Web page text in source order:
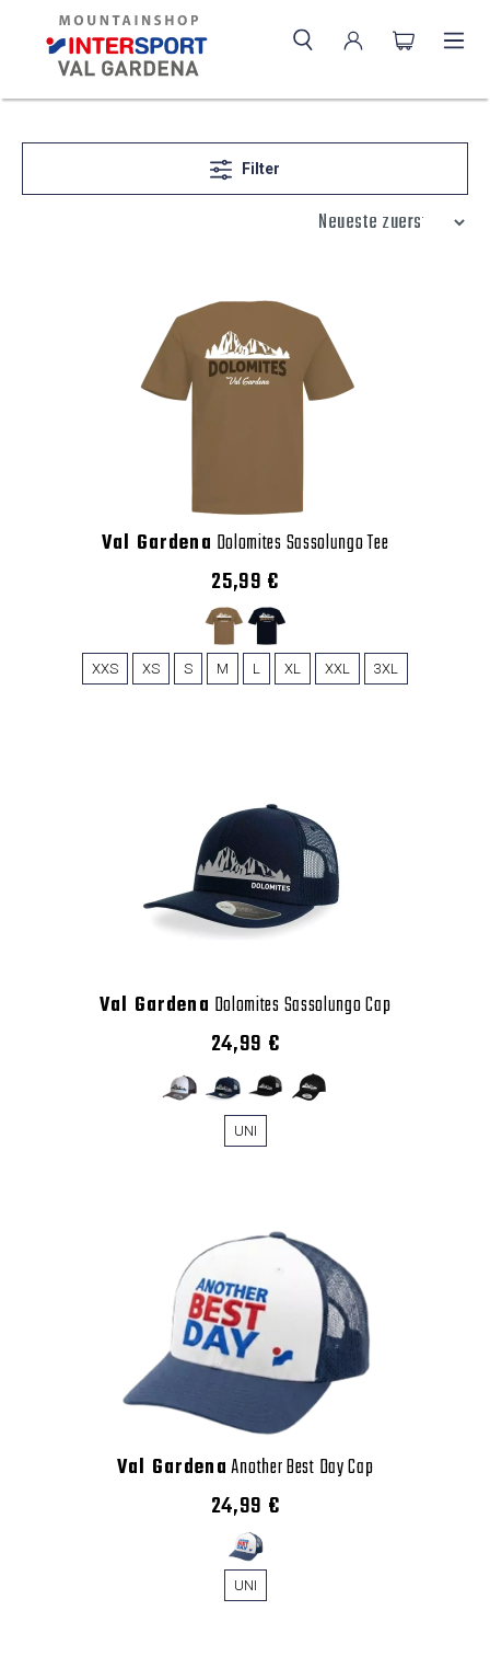
Filter
Val Gardena Dolomites Sassolungo Tee
25,99 €
XXS XS S M L XL XXL 3XL
Val Gardena Dolomites Sassolungo Cap
24,99 €
UNI
Val GardenaAnother Best Day Cap
24,99 €
UNI